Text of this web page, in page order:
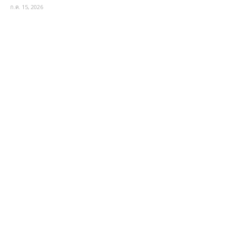
ก.ค. 15, 2026